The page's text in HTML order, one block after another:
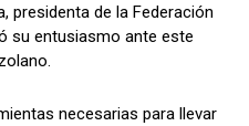
presidenta de la Federación
su entusiasmo ante este
necesarias para llevar